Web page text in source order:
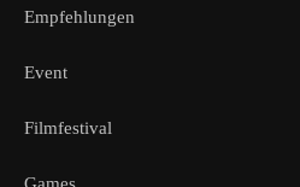
Empfehlungen
Event
Filmfestival
Games